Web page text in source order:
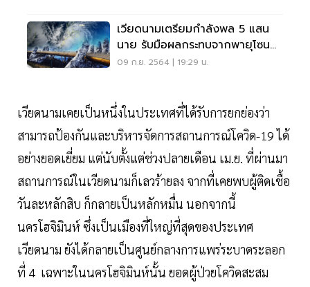
เวียดนามเตรียมกำลังพล 5 แสน
นาย รับมือผลกระทบจากพายุโซน
ร้อน "โกนเซิน"
09 ก.ย. 2564 | 19:29 น.
เวียดนามเคยเป็นหนึ่งในประเทศที่ได้รับการยกย่องว่า
สามารถป้องกันและบริหารจัดการสถานการณ์โควิด-19 ได้
อย่างยอดเยี่ยม แต่นับตั้งแต่ช่วงปลายเดือน เม.ย. ที่ผ่านมา
สถานการณ์ในเวียดนามก็เลวร้ายลง จากที่เคยพบผู้ติดเชื้อ
วันละหลักสิบ ก็กลายเป็นหลักหมื่น นอกจากนี้
นครโฮจิมินห์ ซึ่งเป็นเมืองที่ใหญ่ที่สุดของประเทศ
เวียดนาม ยังได้กลายเป็นศูนย์กลางการแพร่ระบาดระลอก
ที่ 4 เฉพาะในนครโฮจิมินห์นั้น ยอดผู้ป่วยโควิดสะสม